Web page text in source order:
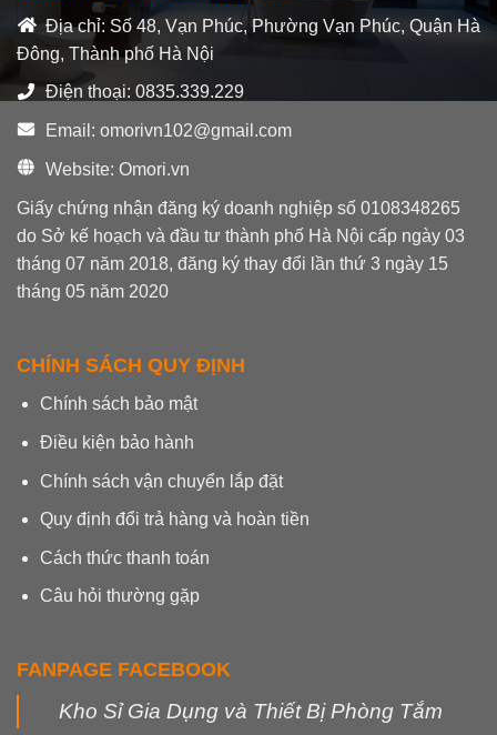
Địa chỉ: Số 48, Vạn Phúc, Phường Vạn Phúc, Quận Hà
Đông, Thành phố Hà Nội
Điện thoại: 0835.339.229
Email: omorivn102@gmail.com
Website: Omori.vn
Giấy chứng nhận đăng ký doanh nghiệp số 0108348265
do Sở kế hoạch và đầu tư thành phố Hà Nội cấp ngày 03
tháng 07 năm 2018, đăng ký thay đổi lần thứ 3 ngày 15
tháng 05 năm 2020
CHÍNH SÁCH QUY ĐỊNH
Chính sách bảo mật
Điều kiện bảo hành
Chính sách vận chuyển lắp đặt
Quy định đổi trả hàng và hoàn tiền
Cách thức thanh toán
Câu hỏi thường gặp
FANPAGE FACEBOOK
Kho Sỉ Gia Dụng và Thiết Bị Phòng Tắm